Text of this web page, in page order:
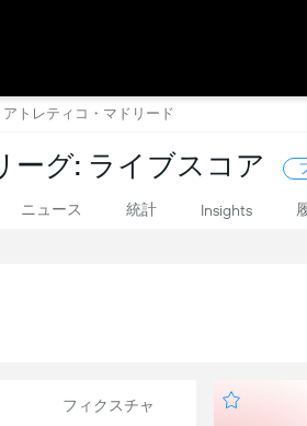
トレティコ・マドリード
ーグ: ライブスコア
ニュース 統計 Insights
フィクスチャ